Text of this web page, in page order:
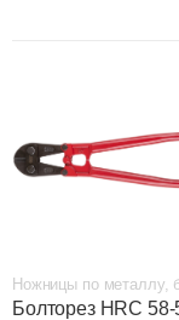
Ножницы по металлу,
Болторез HRC